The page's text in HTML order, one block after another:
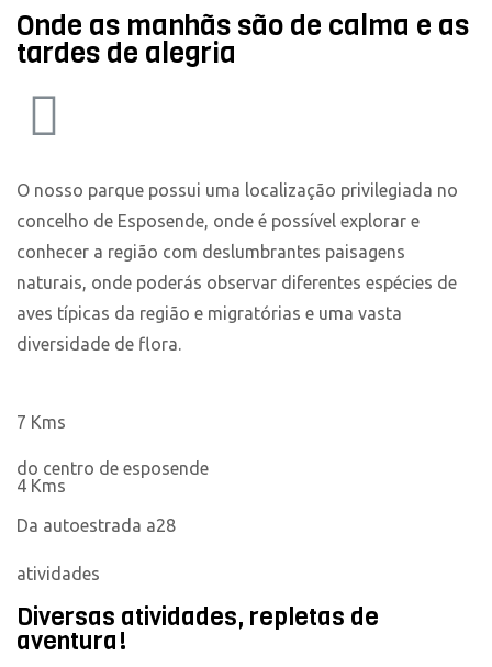
Onde as manhãs são de calma e as
tardes de alegria
O nosso parque possui uma localização privilegiada no
concelho de Esposende, onde é possível explorar e
conhecer a região com deslumbrantes paisagens
naturais, onde poderás observar diferentes espécies de
aves típicas da região e migratórias e uma vasta
diversidade de flora.
7 Kms
do centro de esposende
4 Kms
Da autoestrada a28
atividades
Diversas atividades, repletas de
aventura!